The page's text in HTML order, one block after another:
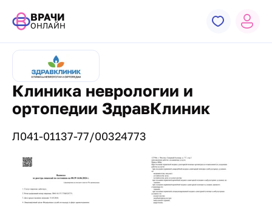
ВРАЧИ
ОНЛАЙН
Клиника неврологии и
ортопедии ЗдравКлиник
Л041-01137-77/00324773
Лицензии и сертификаты